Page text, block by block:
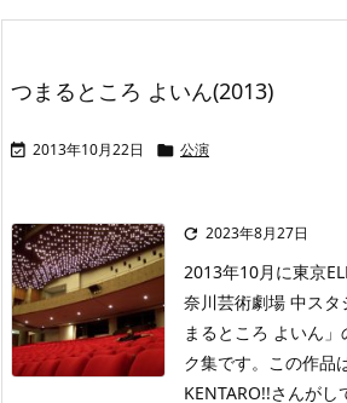
つまるところ よいん(2013)
 2013年10月22日  公演
 2023年8月27日
2013年10月に東京
奈川芸術劇場 中ス
まるところ よいん
ク集です。この作品
KENTARO!!さんが